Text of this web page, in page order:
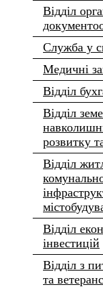
Відділ
Служба у
Медичні
Відділ
Відділ
розвитку
Відділ
Відділ
інвестицій
Відділ з
та